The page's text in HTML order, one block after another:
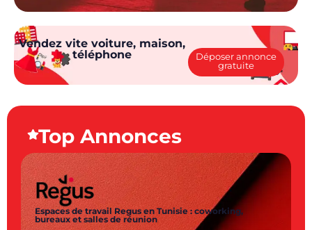
Vendez vite voiture, maison,
téléphone
Déposer annonce
gratuite
Top Annonces
Espaces de travail Regus en Tunisie : coworking,
bureaux et salles de réunion